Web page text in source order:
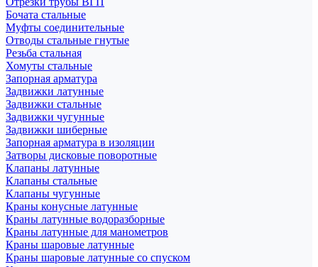
Бочата стальные
Муфты соединительные
Отводы стальные гнутые
Резьба стальная
Хомуты стальные
Запорная арматура
Задвижки латунные
Задвижки стальные
Задвижки чугунные
Задвижки шиберные
Запорная арматура в изоляции
Затворы дисковые поворотные
Клапаны латунные
Клапаны стальные
Клапаны чугунные
Краны конусные латунные
Краны латунные водоразборные
Краны латунные для манометров
Краны шаровые латунные
Краны шаровые латунные со спуском